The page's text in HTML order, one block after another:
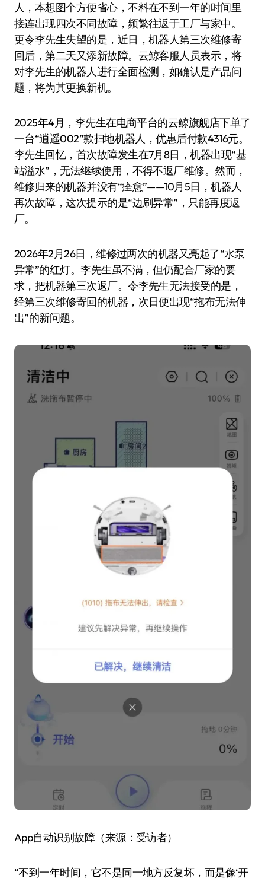
人，本想图个方便省心，不料在不到一年的时间里
接连出现四次不同故障，频繁往返于工厂与家中。
更令李先生失望的是，近日，机器人第三次维修寄
回后，第二天又添新故障。云鲸客服人员表示，将
对李先生的机器人进行全面检测，如确认是产品问
题，将为其更换新机。
2025年4月，李先生在电商平台的云鲸旗舰店下单了
一台“逍遥002”款扫地机器人，优惠后付款4316元。
李先生回忆，首次故障发生在7月8日，机器出现“基
站溢水”，无法继续使用，不得不返厂维修。然而，
维修归来的机器并没有“痊愈”——10月5日，机器人
再次故障，这次提示的是“边刷异常”，只能再度返
厂。
2026年2月26日，维修过两次的机器又亮起了“水泵
异常”的红灯。李先生虽不满，但仍配合厂家的要
求，把机器第三次返厂。令李先生无法接受的是，
经第三次维修寄回的机器，次日便出现“拖布无法伸
出”的新问题。
App自动识别故障（来源：受访者）
“不到一年时间，它不是同一地方反复坏，而是像‘开